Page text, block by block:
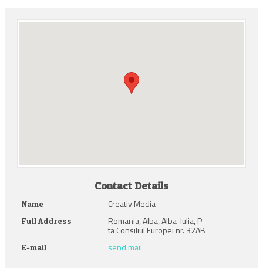
Contact Details
Name Creativ Media
Full Address Romania, Alba, Alba-Iulia, P-
ta Consiliul Europei nr. 32AB
E-mail send mail